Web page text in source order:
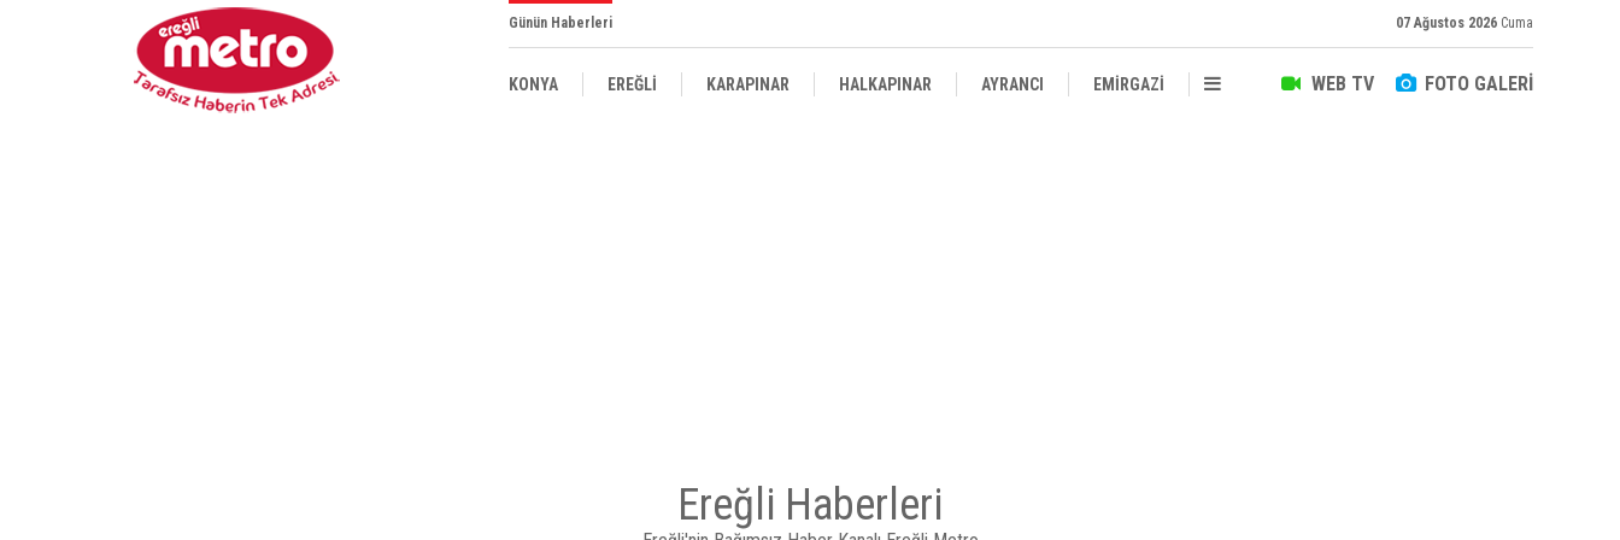
Günün Haberleri 07 Ağustos 2026 Cuma
WEB TV FOTO GALERİ
KONYA EREĞLİ KARAPINAR HALKAPINAR AYRANCI EMİRGAZİ
Ereğli Haberleri